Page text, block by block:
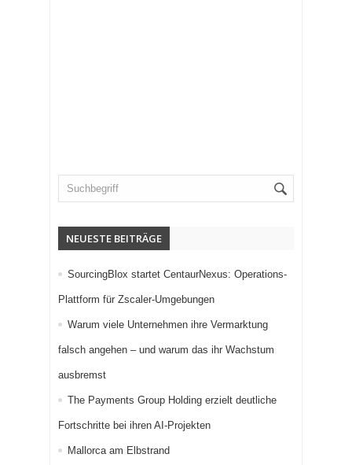
NEUESTE BEITRÄGE
SourcingBlox startet CentaurNexus: Operations-
Plattform für Zscaler-Umgebungen
Warum viele Unternehmen ihre Vermarktung
falsch angehen – und warum das ihr Wachstum
ausbremst
The Payments Group Holding erzielt deutliche
Fortschritte bei ihren AI-Projekten
Mallorca am Elbstrand